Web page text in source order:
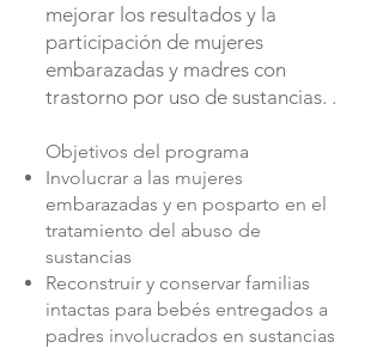
mejorar los resultados y la
participación de mujeres
embarazadas y madres con
trastorno por uso de sustancias. .
Objetivos del programa
Involucrar a las mujeres
embarazadas y en posparto en el
tratamiento del abuso de
sustancias
Reconstruir y conservar familias
intactas para bebés entregados a
padres involucrados en sustancias